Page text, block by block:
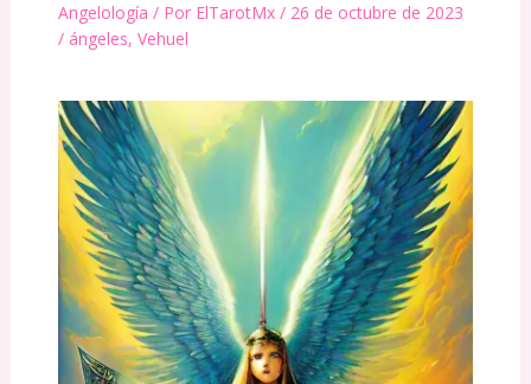
Angelología / Por ElTarotMx / 26 de octubre de 2023
/ ángeles, Vehuel